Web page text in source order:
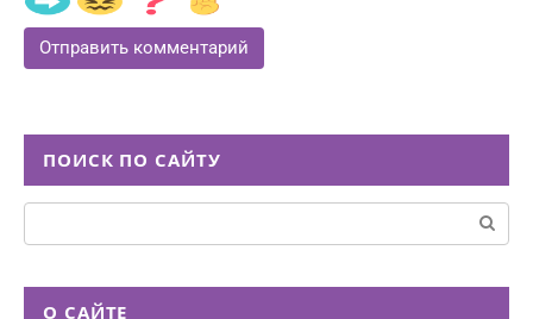
ПОИСК ПО САЙТУ
Поиск:
О САЙТЕ